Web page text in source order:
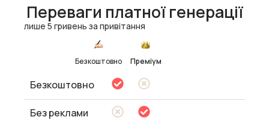
Переваги платної генерації
лише 5 гривень за привітання
Безкоштовно Преміум
Безкоштовно
Без реклами